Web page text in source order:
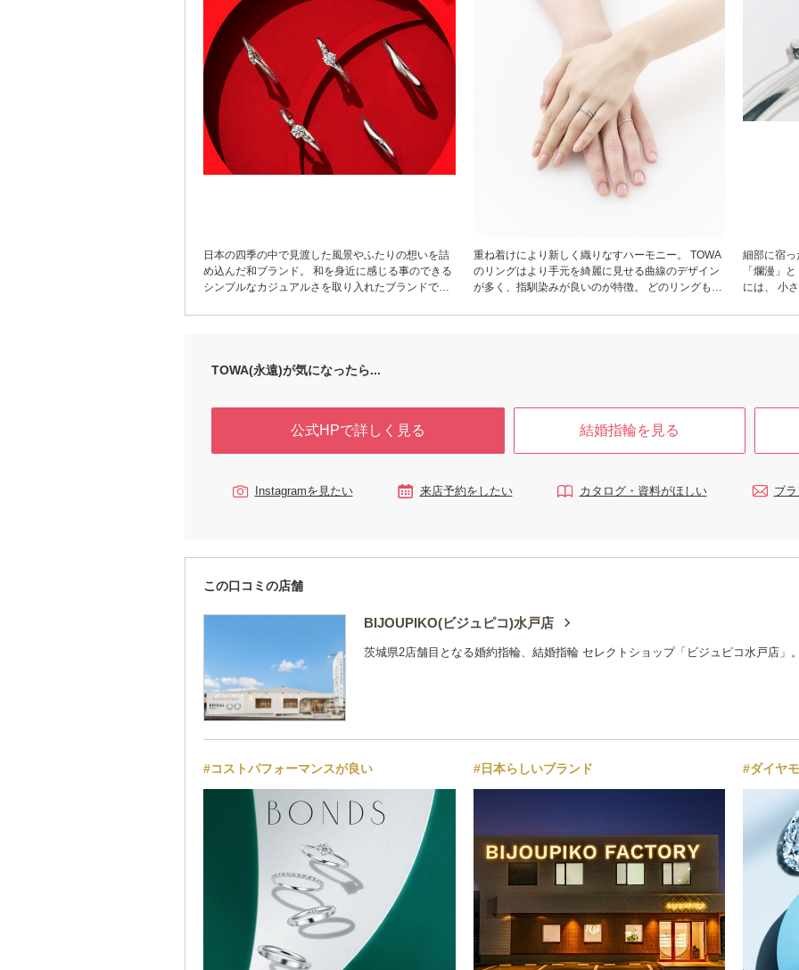
日本の四季の中で見渡した風景やふたりの想いを詰
め込んだ和ブランド。 和を身近に感じる事のできる
シンプルなカジュアルさを取り入れたブランドで
重ね着けにより新しく織りなすハーモニー。 TOWA
のリングはより手元を綺麗に見せる曲線のデザイン
が多く、指馴染みが良いのが特徴。 どのリングもエ
ング1本1本の細さにこだわって仕上げています。 重
細部に宿
「爛漫」
には、 小
す。 桜の
TOWA(永遠)が気になったら...
公式HPで詳しく見る 結婚指輪を見る
Instagramを見たい 来店予約をしたい カタログ・資料がほしい ブ
この口コミの店舗
BIJOUPIKO(ビジュピコ)水戸店
茨城県2店舗目となる婚約指輪、結婚指輪 セレクトショップ「ビジュピコ水戸店」。
#コストパフォーマンスが良い #日本らしいブランド #ダイヤ